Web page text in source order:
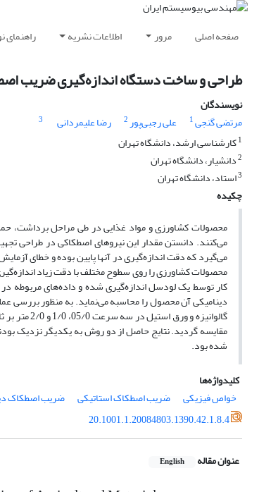
صفحه اصلی مرور اطلاعات نشریه راهنمای
طراحی و ساخت دستگاه اندازه‌گیری ضریب
نویسندگان
مرتضی گنجی1 علی رجبی‌پور2 رضا علیمردانی
3
1کارشناسی ارشد، دانشگاه تهران
2دانشیار، دانشگاه تهران
3استاد، دانشگاه تهران
چکیده
محصولات کشاورزی و مواد غذایی در طی مراحل برداشت،
می‌کنند. دانستن مقدار این نیروهای اصطکاکی در طراحی
می‌گیرد که دقت اندازه‌گیری در آنها پایین بوده و خطای
محصولات کشاورزی را روی سطوح مختلف با دقت زیاد
کار توسط یک لودسل اندازه‌گیری شده و داده‌های مربوطه
دینامیکی آن محصول را محاسبه می‌نماید. به منظور بررسی
شده بود.
کلیدواژه‌ها
خواص فیزیکی
ضریب اصطکاک استاتیکی ضریب اصطکاک
20.1001.1.20084803.1390.42.1.8.4
عنوان مقاله English